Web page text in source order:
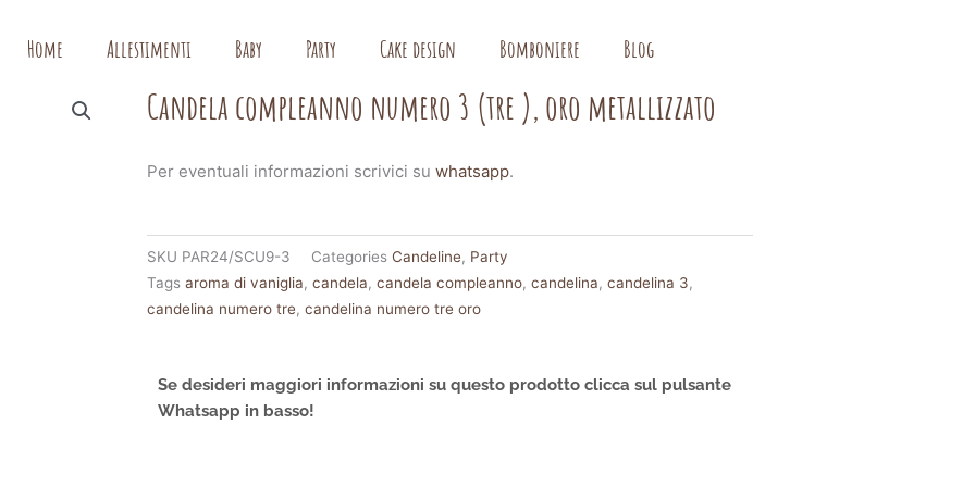
Home Allestimenti Baby Party Cake design Bomboniere Blog
Candela compleanno numero 3 (tre ), oro metallizzato
Per eventuali informazioni scrivici suwhatsapp.
SKU PAR24/SCU9-3 Categories Candeline, Party
Tags aroma di vaniglia,candela,candela compleanno,candelina,candelina 3,
candelina numero tre,candelina numero tre oro
Se desideri maggiori informazioni su questo prodotto clicca sul pulsante
Whatsapp in basso!